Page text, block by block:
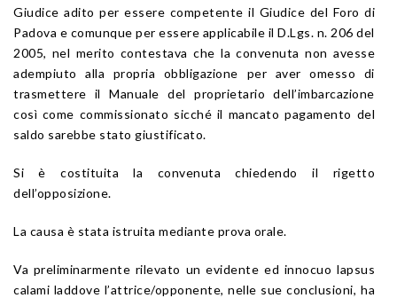
Giudice adito per essere competente il Giudice del Foro di
Padova e comunque per essere applicabile il D.Lgs. n. 206 del
2005, nel merito contestava che la convenuta non avesse
adempiuto alla propria obbligazione per aver omesso di
trasmettere il Manuale del proprietario dell’imbarcazione
così come commissionato sicché il mancato pagamento del
saldo sarebbe stato giustificato.
Si è costituita la convenuta chiedendo il rigetto
dell’opposizione.
La causa è stata istruita mediante prova orale.
Va preliminarmente rilevato un evidente ed innocuo lapsus
calami laddove l’attrice/opponente, nelle sue conclusioni, ha